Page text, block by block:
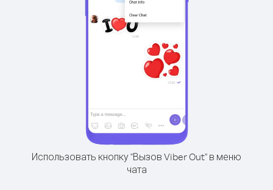
Использовать кнопку "Вызов Viber Out" в меню
чата